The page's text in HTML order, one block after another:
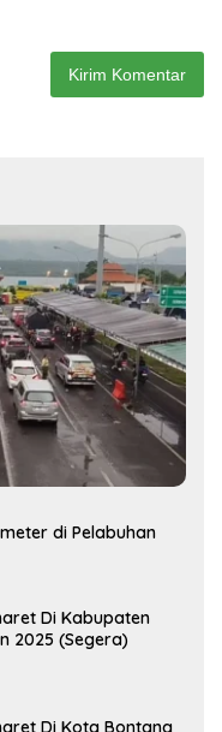
di Pelabuhan
Di Kabupaten
2025 (Segera)
Di Kota Bontang